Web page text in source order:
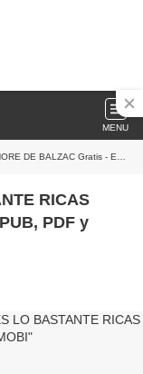
MENU
Gratis - EPUB, PDF y MOBI
RICAS
PDF y